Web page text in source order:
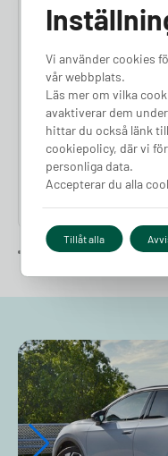
4.76
Laddkabel 5-20m
Finns i lager
Pris från
2 380kr
Vi använder cookies
vår webbplats.
Läs mer om vilka
avaktiverar dem
hittar du också länk
cookiepolicy, där vi
personliga data.
Accepterar du alla
Tillåt alla